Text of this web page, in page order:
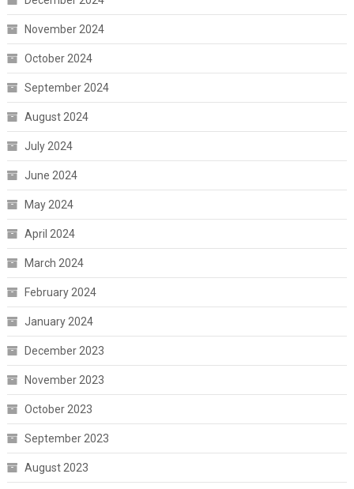
November 2024
October 2024
September 2024
August 2024
July 2024
June 2024
May 2024
April 2024
March 2024
February 2024
January 2024
December 2023
November 2023
October 2023
September 2023
August 2023